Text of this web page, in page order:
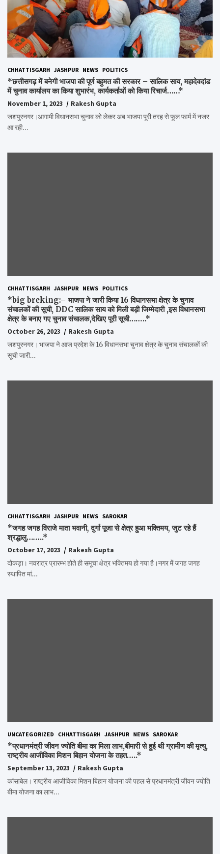
CHHATTISGARH JASHPUR NEWS POLITICS
*छत्तीसगढ़ में बनेगी भाजपा की पूर्ण बहुमत की सरकार – सालिक साय, महादेवदांड
में चुनाव कार्यालय का किया शुभारंभ, कार्यकर्ताओं को किया रिचार्ज……*
November 1, 2023
Rakesh Gupta
जशपुरनगर।आगामी विधानसभा चुनाव को लेकर अब भाजपा पूरी तरह से फूल फार्म में नजर
आ रही…
CHHATTISGARH JASHPUR NEWS POLITICS
*big breking:– भाजपा ने जारी किया 16 विधानसभा क्षेत्र के चुनाव
संचालकों की सूची, DDC सालिक साय को मिली बड़ी जिम्मेदारी ,इस विधानसभा
क्षेत्र के बनाए गए चुनाव संचालक,देखिए पूरी सूची……..*
October 26, 2023
Rakesh Gupta
जशपुरनगर। भाजपा ने आज प्रदेश के 16 विधानसभा चुनाव क्षेत्र के चुनाव संचालकों की
सूची जारी…
CHHATTISGARH JASHPUR NEWS SAROKAR
*जगह जगह विराजे माता भवानी, दुर्गा पूजा से क्षेत्र हुआ भक्तिमय, जुट रहे हैं
श्रद्धालु……..*
October 17, 2023
Rakesh Gupta
दोकड़ा। नवरात्र प्रारम्भ होते ही समूचा क्षेत्र भक्तिमय हो गया है।नगर में जगह जगह
स्थापित मां…
UNCATEGORIZED CHHATTISGARH JASHPUR NEWS SAROKAR
*प्रधानमंत्री जीवन ज्योति बीमा का मिला लाभ,बीमारी से हुई थी ग्रामीण की मृत्यु,
राष्ट्रीय आजीविका मिशन बिहान योजना के तहत…..*
September 13, 2023
Rakesh Gupta
कांसाबेल। राष्ट्रीय आजीविका मिशन बिहान योजना की पहल से प्रधानमंत्री जीवन ज्योति
बीमा योजना का लाभ…